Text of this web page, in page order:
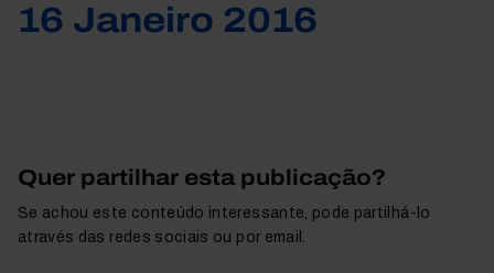
16 Janeiro 2016
Quer partilhar esta publicação?
Se achou este conteúdo interessante, pode partilhá-lo
através das redes sociais ou por email.